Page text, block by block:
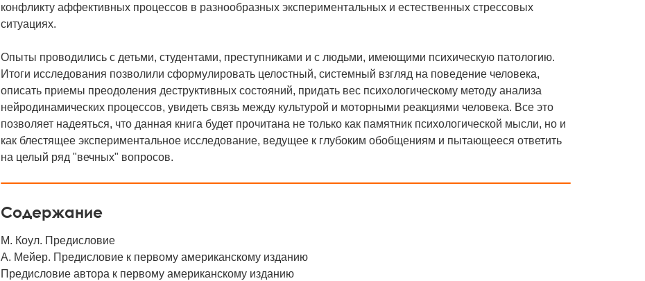
конфликту аффективных процессов в разнообразных экспериментальных и естественных стрессовых
ситуациях.
Опыты проводились с детьми, студентами, преступниками и с людьми, имеющими психическую патологию.
Итоги исследования позволили сформулировать целостный, системный взгляд на поведение человека,
описать приемы преодоления деструктивных состояний, придать вес психологическому методу анализа
нейродинамических процессов, увидеть связь между культурой и моторными реакциями человека. Все это
позволяет надеяться, что данная книга будет прочитана не только как памятник психологической мысли, но и
как блестящее экспериментальное исследование, ведущее к глубоким обобщениям и пытающееся ответить
на целый ряд "вечных" вопросов.
Содержание
М. Коул. Предисловие
А. Мейер. Предисловие к первому американскому изданию
Предисловие автора к первому американскому изданию